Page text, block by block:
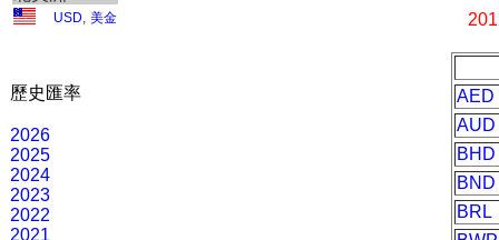
USD 美金
歷史匯率
2026
2025
2024
2023
2022
2021
AED
AUD
BHD
BND
BRL